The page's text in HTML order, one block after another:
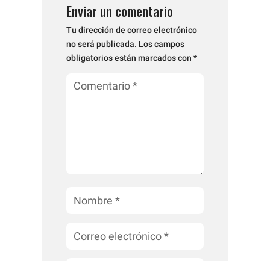
Enviar un comentario
Tu dirección de correo electrónico
no será publicada. Los campos
obligatorios están marcados con *